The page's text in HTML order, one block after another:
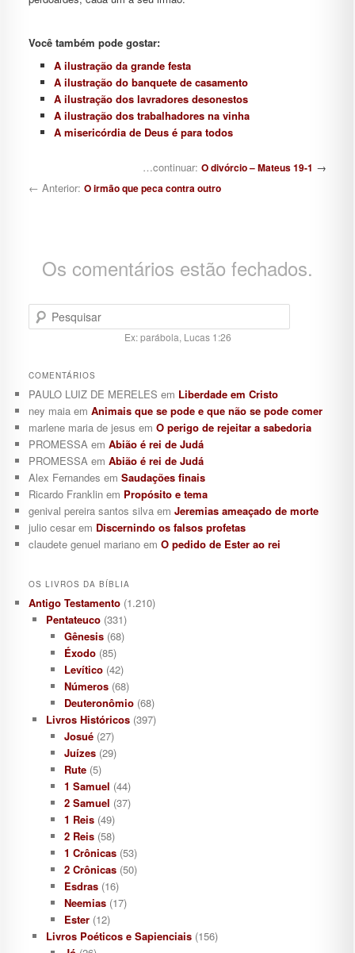
Você também pode gostar:
A ilustração da grande festa
A ilustração do banquete de casamento
A ilustração dos lavradores desonestos
A ilustração dos trabalhadores na vinha
A misericórdia de Deus é para todos
…continuar: O divórcio – Mateus 19-1 →
← Anterior: O irmão que peca contra outro
Os comentários estão fechados.
Pesquisar
Ex: parábola, Lucas 1:26
COMENTÁRIOS
PAULO LUIZ DE MERELES em Liberdade em Cristo
ney maiaem Animais que se pode e que não se pode comer
marlene maria de jesus em O perigo de rejeitar a sabedoria
PROMESSAem Abião é rei de Judá
PROMESSAem Abião é rei de Judá
Alex Fernandes em Saudações finais
Ricardo Franklinem Propósito e tema
genival pereira santos silvaem Jeremias ameaçado de morte
julio cesarem Discernindo os falsos profetas
claudete genuel marianoem O pedido de Ester ao rei
OS LIVROS DA BÍBLIA
Antigo Testamento(1.210)
Pentateuco (331)
Gênesis(68)
Éxodo(85)
Levítico(42)
Números(68)
Deuteronômio(68)
Livros Históricos (397)
Josué(27)
Juízes(29)
Rute(5)
1 Samuel (44)
2 Samuel (37)
1 Reis(49)
2 Reis(58)
1 Crônicas(53)
2 Crônicas(50)
Esdras(16)
Neemias(17)
Ester(12)
Livros Poéticos e Sapienciais (156)